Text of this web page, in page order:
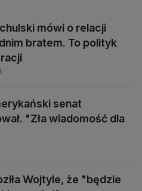
mówi o relacji
bratem. To polityk
senat
"Zła wiadomość dla
Wojtyle, że "będzie